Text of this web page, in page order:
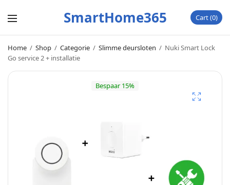
SmartHome365 Cart 0
Home / Shop / Categorie / Slimme deursloten / Nuki Smart Lock
Go service 2 + installatie
Bespaar 15%